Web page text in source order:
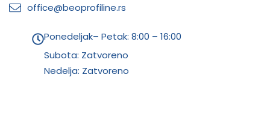
office@beoprofiline.rs
Ponedeljak– Petak: 8:00 – 16:00
Subota: Zatvoreno
Nedelja: Zatvoreno